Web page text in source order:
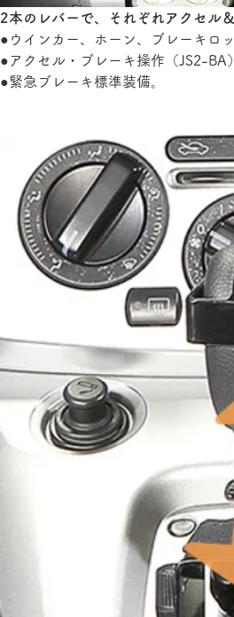
2本のレバーで、それぞれアクセル
●ウインカー、ホーン、ブレーキロ
●アクセル・ブレーキ操作（JS2-BA
●緊急ブレーキ標準装備。